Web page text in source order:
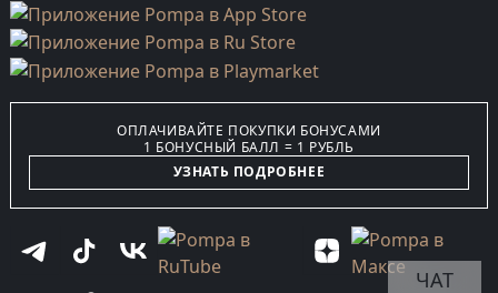
ОПЛАЧИВАЙТЕ ПОКУПКИ БОНУСАМИ
1 БОНУСНЫЙ БАЛЛ = 1 РУБЛЬ
УЗНАТЬ ПОДРОБНЕЕ
ЧАТ